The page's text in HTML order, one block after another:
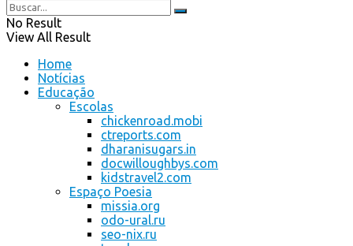
No Result
View All Result
Home
Notícias
Educação
Escolas
chickenroad.mobi
ctreports.com
dharanisugars.in
docwilloughbys.com
kidstravel2.com
Espaço Poesia
missia.org
odo-ural.ru
seo-nix.ru